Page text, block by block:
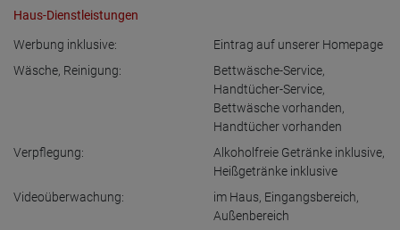
Haus-Dienstleistungen
Werbung inklusive:
Eintrag auf unserer Homepage
Wäsche, Reinigung:
Bettwäsche-Service,
Handtücher-Service,
Bettwäsche vorhanden,
Handtücher vorhanden
Verpflegung:
Alkoholfreie Getränke inklusive,
Heißgetränke inklusive
Videoüberwachung:
im Haus, Eingangsbereich,
Außenbereich